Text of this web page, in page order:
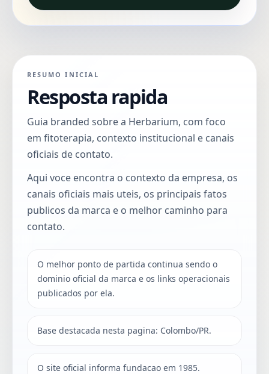
RESUMO INICIAL
Resposta rapida
Guia branded sobre a Herbarium, com foco
em fitoterapia, contexto institucional e canais
oficiais de contato.
Aqui voce encontra o contexto da empresa, os
canais oficiais mais uteis, os principais fatos
publicos da marca e o melhor caminho para
contato.
O melhor ponto de partida continua sendo o
dominio oficial da marca e os links operacionais
publicados por ela.
Base destacada nesta pagina: Colombo/PR.
O site oficial informa fundacao em 1985.